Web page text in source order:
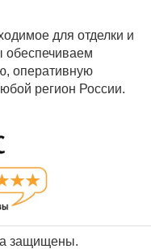
для отделки и
оперативную
регион России.
защищены.